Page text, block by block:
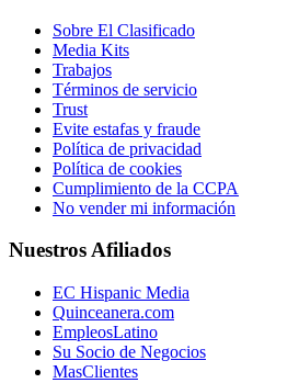
Sobre El Clasificado
Media Kits
Trabajos
Términos de servicio
Trust
Evite estafas y fraude
Política de privacidad
Política de cookies
Cumplimiento de la CCPA
No vender mi información
Nuestros Afiliados
EC Hispanic Media
Quinceanera.com
EmpleosLatino
Su Socio de Negocios
MasClientes